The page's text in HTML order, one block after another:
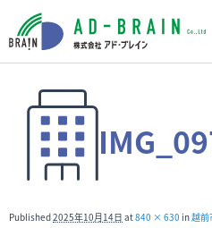
HOME
買いたい
売地
Published2025年10月14日 at840 × 630 in越前